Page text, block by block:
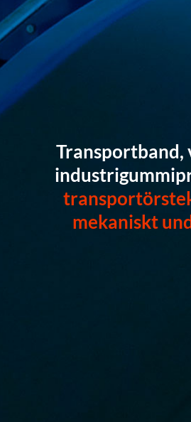
Transportband,
mekaniskt